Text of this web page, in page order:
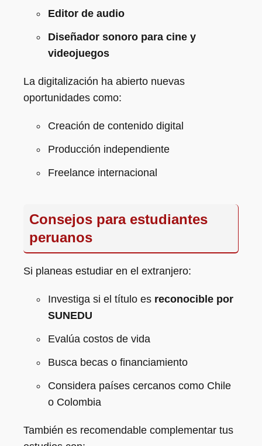
Editor de audio
Diseñador sonoro para cine y
videojuegos
La digitalización ha abierto nuevas
oportunidades como:
Creación de contenido digital
Producción independiente
Freelance internacional
Consejos para estudiantes
peruanos
Si planeas estudiar en el extranjero:
Investiga si el título es reconocible por
SUNEDU
Evalúa costos de vida
Busca becas o financiamiento
Considera países cercanos como Chile
o Colombia
También es recomendable complementar tus